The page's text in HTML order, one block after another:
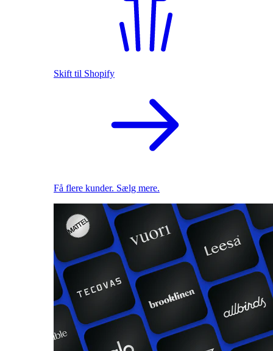
Skift til Shopify
Få flere kunder. Sælg mere.